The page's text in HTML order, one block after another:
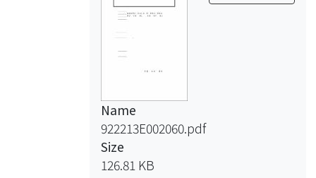
Name
922213E002060.pdf
Size
126.81 KB